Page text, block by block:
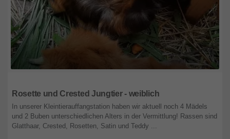
Rosette und Crested Jungtier - weiblich
In unserer Kleintierauffangstation haben wir aktuell noch 4 Mädels
und 2 Buben unterschiedlichen Alters in der Vermittlung! Rassen sind
Glatthaar, Crested, Rosetten, Satin und Teddy ...